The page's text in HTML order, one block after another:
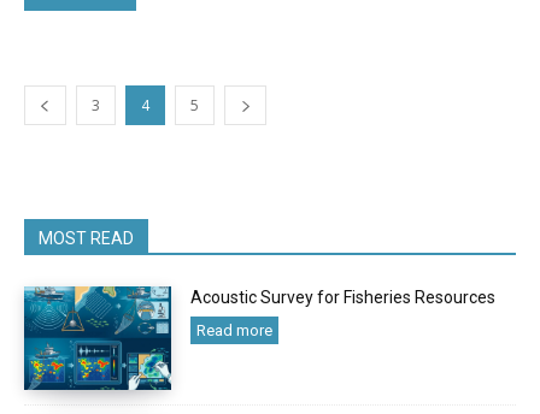
3 4 5
MOST READ
Acoustic Survey for Fisheries Resources
Read more